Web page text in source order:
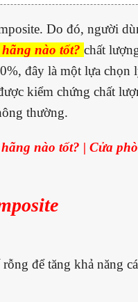
Do đó, người
nào tốt? chất
đây là một lựa chọn
kiểm chứng chất
thường.
hãng nào tốt? | Cửa
để tăng khả năng